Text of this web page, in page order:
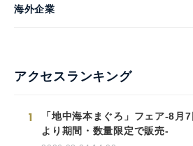
海外企業
アクセスランキング
1
「地中海本まぐろ」フェア-8月7
より期間・数量限定で販売-